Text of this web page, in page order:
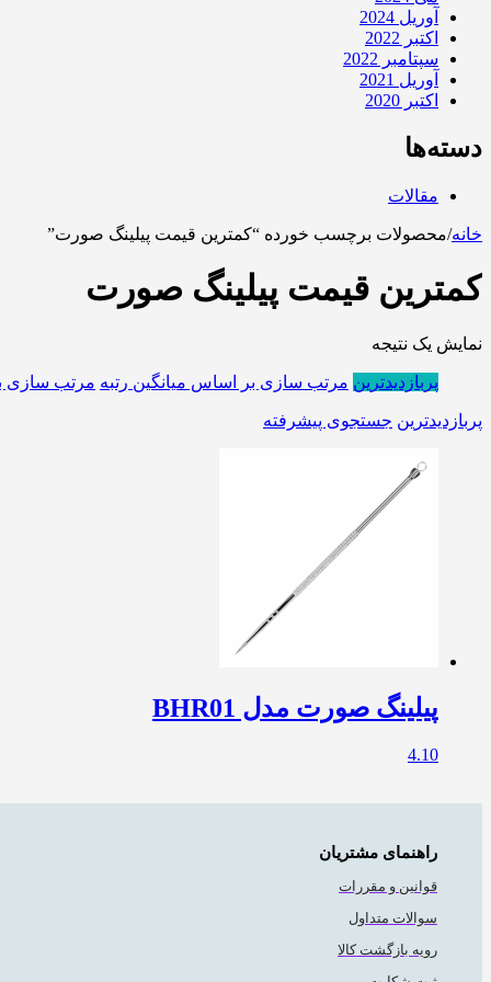
آوریل 2024
اکتبر 2022
سپتامبر 2022
آوریل 2021
اکتبر 2020
دسته‌ها
مقالات
خانه/محصولات برچسب خورده “کمترین قیمت پیلینگ صورت”
کمترین قیمت پیلینگ صورت
نمایش یک نتیجه
پربازدیدترین مرتب سازی بر اساس میانگین رتبه مرتب سازی
پربازدیدترین جستجوی پیشرفته
پیلینگ صورت مدل BHR01
4.10
راهنمای مشتریان
قوانین و مقررات
سوالات متداول
رویه بازگشت کالا